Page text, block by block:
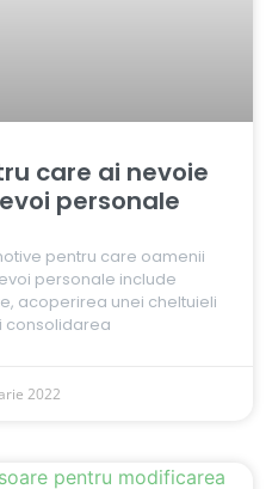
care ai nevoie
personale
pentru care oamenii
personale include
acoperirea unei cheltuieli
consolidarea
2022